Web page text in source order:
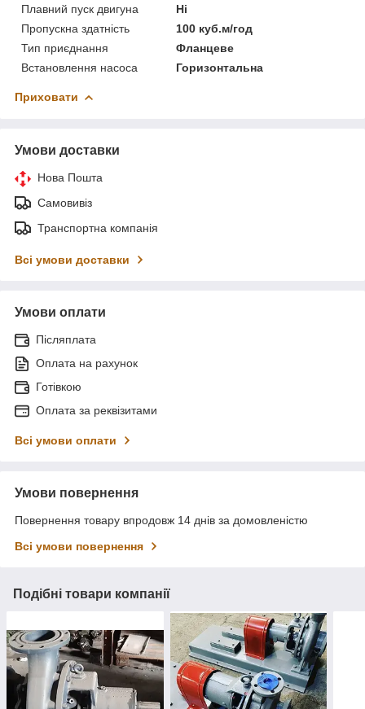
Плавний пуск двигуна
Ні
Пропускна здатність
100 куб.м/год
Тип приєднання
Фланцеве
Встановлення насоса
Горизонтальна
Приховати
Умови доставки
Нова Пошта
Самовивіз
Транспортна компанія
Всі умови доставки
Умови оплати
Післяплата
Оплата на рахунок
Готівкою
Оплата за реквізитами
Всі умови оплати
Умови повернення
Повернення товару впродовж 14 днів за домовленістю
Всі умови повернення
Подібні товари компанії